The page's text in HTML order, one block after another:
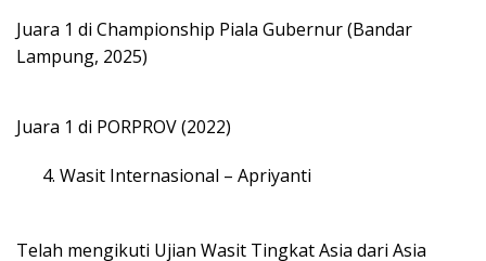
Juara 1 di Championship Piala Gubernur (Bandar
Lampung, 2025)
Juara 1 di PORPROV (2022)
Wasit Internasional – Apriyanti
Telah mengikuti Ujian Wasit Tingkat Asia dari Asia